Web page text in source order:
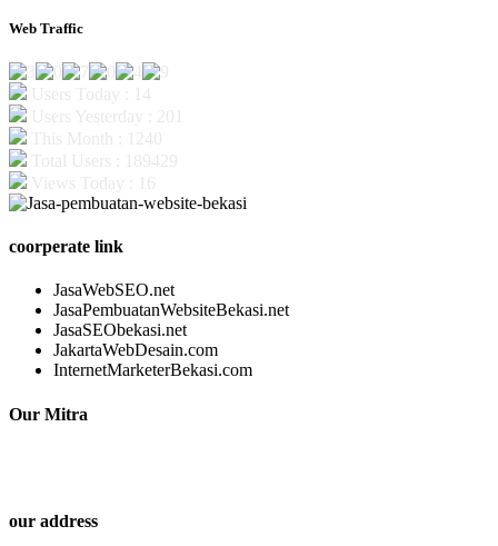
Web Traffic
coorperate link
JasaWebSEO.net
JasaPembuatanWebsiteBekasi.net
JasaSEObekasi.net
JakartaWebDesain.com
InternetMarketerBekasi.com
Our Mitra
our address